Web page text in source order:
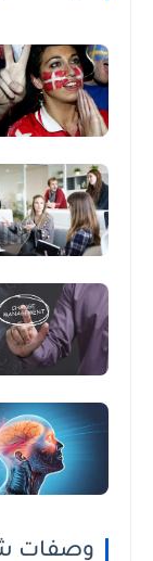
وصفات